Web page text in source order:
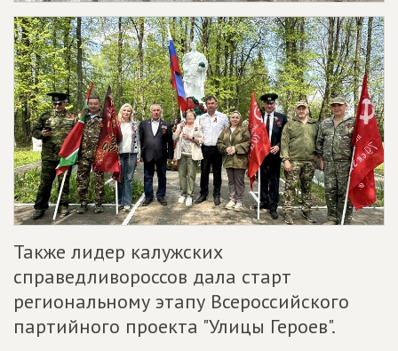
Также лидер калужских
справедливороссов дала старт
региональному этапу Всероссийского
партийного проекта "Улицы Героев".